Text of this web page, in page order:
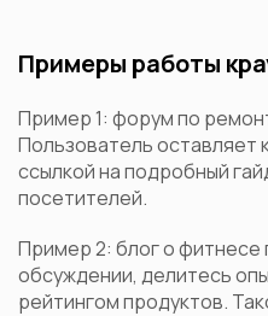
Примеры работы
Пример 1: форум по
Пользователь оставляет
ссылкой на подробный
посетителей.
Пример 2: блог о фитнесе
обсуждении, делитесь
рейтингом продуктов.